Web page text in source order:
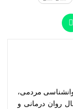
مردمی،
بالینی، سابقه 6 سال روان درمانی و